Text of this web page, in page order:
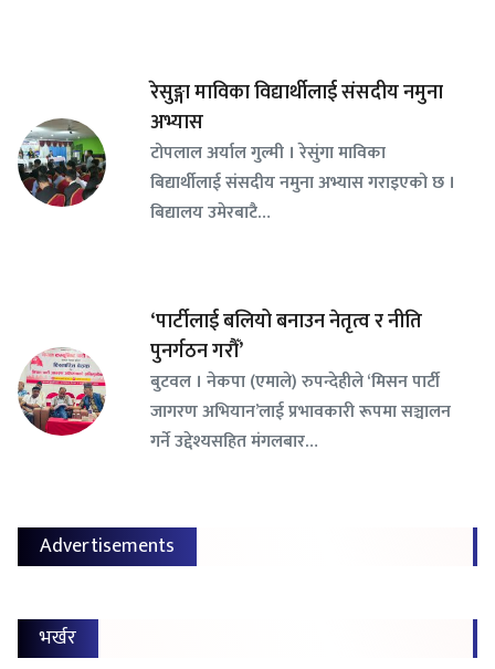
रेसुङ्गा माविका विद्यार्थीलाई संसदीय नमुना
अभ्यास
टोपलाल अर्याल गुल्मी । रेसुंगा माविका
बिद्यार्थीलाई संसदीय नमुना अभ्यास गराइएको छ ।
बिद्यालय उमेरबाटै…
‘पार्टीलाई बलियो बनाउन नेतृत्व र नीति
पुनर्गठन गरौँ’
बुटवल । नेकपा (एमाले) रुपन्देहीले ‘मिसन पार्टी
जागरण अभियान’लाई प्रभावकारी रूपमा सञ्चालन
गर्ने उद्देश्यसहित मंगलबार…
Advertisements
भर्खर